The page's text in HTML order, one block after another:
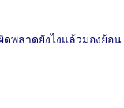
พลาดยังไงแล้วมองย้อน